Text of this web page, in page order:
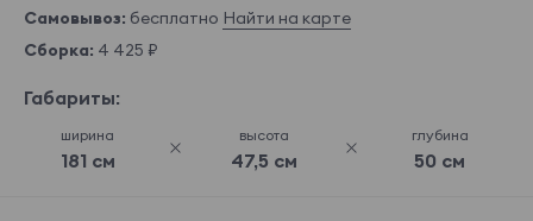
Самовывоз: бесплатно Найти на карте
Сборка: 4 425 ₽
Габариты:
ширина
181 см
высота
47,5 см
глубина
50 см